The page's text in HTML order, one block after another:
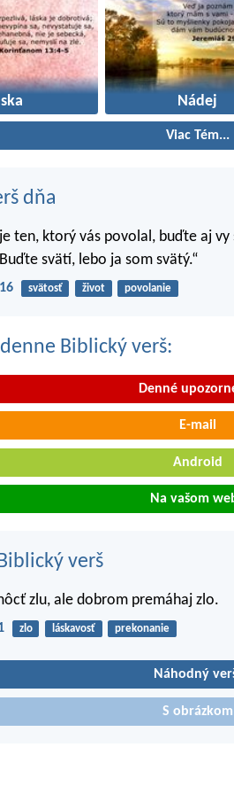
Nádej
Viac Tém...
dňa
ten, ktorý vás povolal, buďte aj
svätí, lebo ja som svätý.“
svätosť život povolanie
Biblický verš:
Denné
E-mail
Android
Na vašom
verš
zlu, ale dobrom premáhaj zlo.
zlo láskavosť prekonanie
Náhodný
S obrázkom